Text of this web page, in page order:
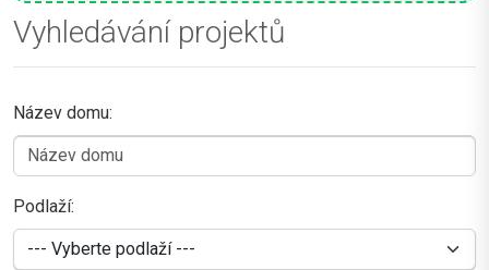
Vyhledávání projektů
Název domu:
Podlaží: